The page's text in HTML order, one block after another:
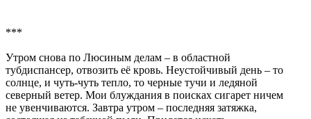
***
Утром снова по Люсиным делам – в областной
тубдиспансер, отвозить её кровь. Неустойчивый день – то
солнце, и чуть-чуть тепло, то черные тучи и ледяной
северный ветер. Мои блуждания в поисках сигарет ничем
не увенчиваются. Завтра утром – последняя затяжка,